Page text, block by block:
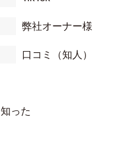
弊社オーナー様
口コミ（知人）
った